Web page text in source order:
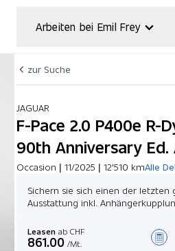
Arbeiten bei Emil Frey
zur Suche
JAGUAR
F-Pace 2.0 P400e R-
90th Anniversary Ed.
Occasion | 11/2025 | 12'510 kmAlle
Sichern sie sich einen der letzten
Ausstattung inkl.
Leasen ab CHF
861.00 /Mt.